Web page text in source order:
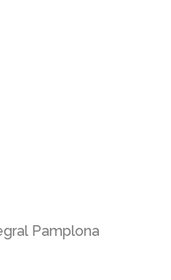
Pamplona